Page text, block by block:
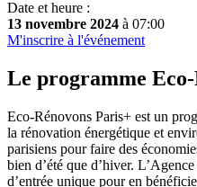
Date et heure :
13 novembre 2024 à 07:00
M'inscrire à l'événement
Le programme
Eco-Rénovons Paris+ est un
la rénovation énergétique et
parisiens pour faire des
bien d’été que d’hiver.
d’entrée unique pour en